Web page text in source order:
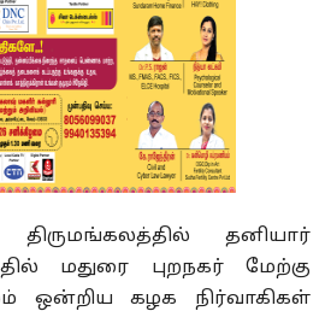
தனியார்
மதுரை புறநகர் மேற்கு
ஒன்றிய கழக நிர்வாகிகள்